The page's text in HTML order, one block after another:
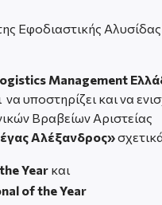
Εφοδιαστικής
Management
να υποστηρίζει και να
Βραβείων Αριστείας
Αλέξανδρος»
Yearκαι
of the Year